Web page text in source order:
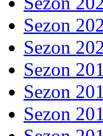
Sezon
Sezon
Sezon
Sezon
Sezon